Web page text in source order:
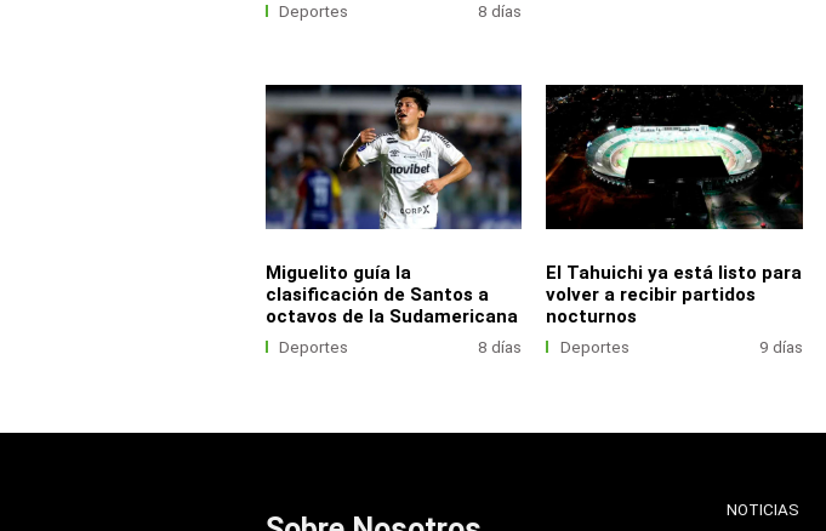
Deportes 8 días
Miguelito guía la
clasificación de Santos a
octavos de la Sudamericana
Deportes 8 días
El Tahuichi ya está listo para
volver a recibir partidos
nocturnos
Deportes 9 días
NOTICIAS